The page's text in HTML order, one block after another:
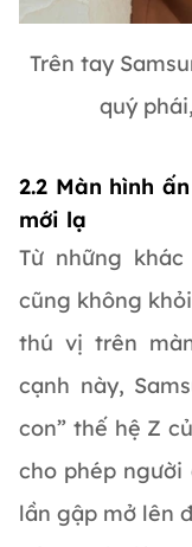
Trên tay
quý
2.2 Màn hình
mới lạ
Từ những
cũng không
thú vị trên
cạnh này,
con” thế hệ Z
cho phép
lần gập mở lên